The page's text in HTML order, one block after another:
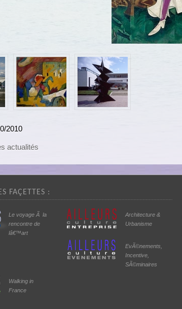
2010
actualités
FAÇETTES :
Le voyage Ã la
rencontre de
lâ€™art
Architecture &
Urbanisme
EvÃ©nements,
Incentive,
SÃ©minaires
Walking in
France